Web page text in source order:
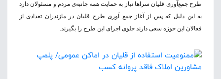
طرح جمع‌آوری قلیان سراها نیاز به حمایت همه جانبه‌ی مردم و مسئولان دارد
به این دلیل که پس از آغاز جمع آوری طرح قلیان در مازندران تعدادی از
فعالان این حوزه سعی دارند جلوی اجرای این طرح را بگیرند.